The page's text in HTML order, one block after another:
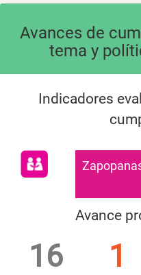
Avances de
tema y
Indicadores
Avance
16 1